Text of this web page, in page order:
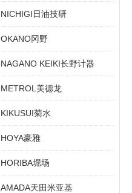
NICHIGI日油技研
OKANO冈野
NAGANO KEIKI长野计器
METROL美德龙
KIKUSUI菊水
HOYA豪雅
HORIBA堀场
AMADA天田米亚基